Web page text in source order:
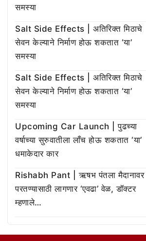
समस्या
Salt Side Effects | अतिरिक्त मिठाचे
सेवन केल्याने निर्माण होऊ शकतात ‘या’
समस्या
Salt Side Effects | अतिरिक्त मिठाचे
सेवन केल्याने निर्माण होऊ शकतात ‘या’
समस्या
Upcoming Car Launch | पुढच्या
वर्षाच्या सुरुवातीला लाँच होऊ शकतात ‘या’
धमाकेदार कार
Rishabh Pant | ऋषभ पंतला मैदानावर
परतण्यासाठी लागणार ‘एवढा’ वेळ, डॉक्टर
म्हणाले…